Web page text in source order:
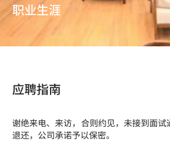
职业生涯
应聘指南
谢绝来电、来访，合则约见，未接到面
退还，公司承诺予以保密。